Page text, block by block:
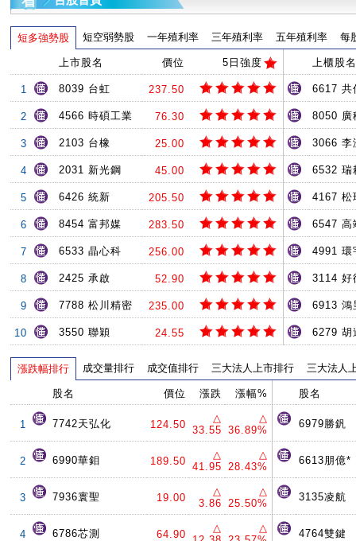
短多強勢股 短空弱勢股 一年殖利率 三年殖利率 五年殖利率 每
上市股名 價位 5日強度
1 8039 台虹 237.50
2 4566 時碩工業 76.30
3 2103 台橡 25.00
4 2031 新光鋼 45.00
5 6426 統新 205.50
6 8454 富邦媒 283.50
7 6533 晶心科 256.00
8 2425 承啟 52.90
9 7788 松川精密 235.00
10 3550 聯穎 24.55
上櫃股名
6617 共
8050 廣
3066 李
6532 瑞
4167 松
6547 高
4991 環
3114 好
6913 鴻
6279 胡
漲跌幅排行 成交量排行 成交值排行 三大法人上市排行 三大法人
股名 價位 漲跌 漲幅%
1 7742天弘化 124.50
△
33.55
△
36.89%
2 6990華鉬 189.50
△
41.95
△
28.43%
3 7936寰聖 19.00
△
3.86
△
25.50%
4 6786芯測 64.90
△
△
股名
6979勝釩
6613朋億*
3135凌航
4764雙鍵